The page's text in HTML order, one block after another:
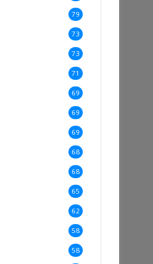
79
73
73
71
69
69
69
68
68
65
62
58
58